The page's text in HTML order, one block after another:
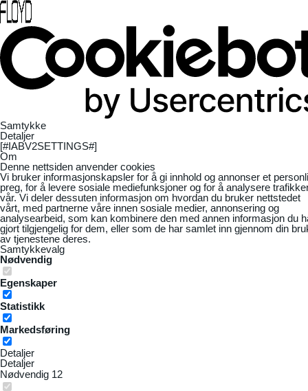
Samtykke
Detaljer
[#IABV2SETTINGS#]
Om
Denne nettsiden anvender cookies
Vi bruker informasjonskapsler for å gi innhold og annonser et
preg, for å levere sosiale mediefunksjoner og for å analysere
vår. Vi deler dessuten informasjon om hvordan du bruker nettstedet
vårt, med partnerne våre innen sosiale medier, annonsering og
analysearbeid, som kan kombinere den med annen informasjon du
gjort tilgjengelig for dem, eller som de har samlet inn gjennom din
av tjenestene deres.
Samtykkevalg
Nødvendig
Egenskaper
Statistikk
Markedsføring
Detaljer
Detaljer
Nødvendig 12